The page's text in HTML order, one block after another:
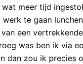
meer tijd
te gaan
een
was ben ik via
dan zou ik precies